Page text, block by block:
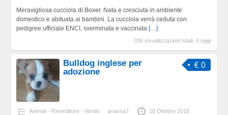
Meravigliosa cucciola di Boxer. Nata e cresciuta in ambiente
domestico e abituata ai bambini. La cucciola verrà ceduta con
pedigree ufficiale ENCI, sverminata e vaccinata […]
336 visualizzazioni totali, 4 oggi
€ 0
Bulldog inglese per
adozione
Animali - Rivenditore - Vendo anassa7 18 Ottobre 2018